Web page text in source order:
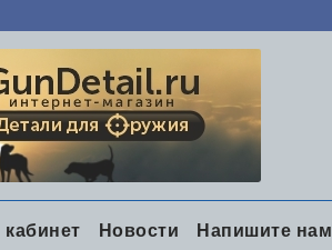
Новости Напишите нам